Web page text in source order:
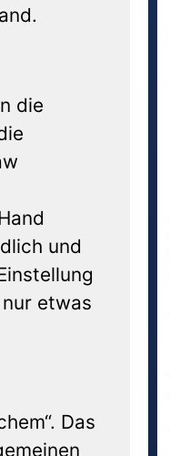
die
und
etwas
Das